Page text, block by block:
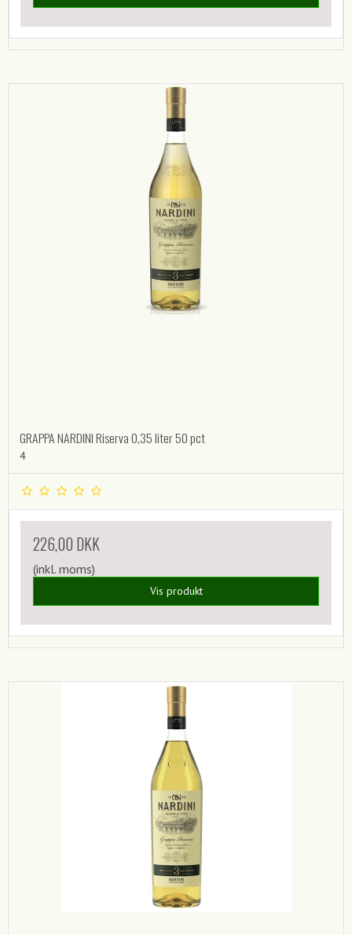
GRAPPA NARDINI Riserva 0,35 liter 50 pct
4
226,00 DKK
(inkl. moms)
Vis produkt